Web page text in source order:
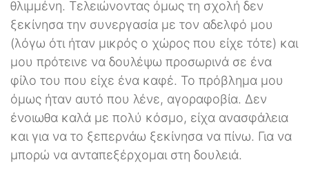
θλιμμένη. Τελειώνοντας όμως τη σχολή δεν
ξεκίνησα την συνεργασία με τον αδελφό μου
(λόγω ότι ήταν μικρός ο χώρος που είχε τότε) και
μου πρότεινε να δουλέψω προσωρινά σε ένα
φίλο του που είχε ένα καφέ. Το πρόβλημα μου
όμως ήταν αυτό που λένε, αγοραφοβία. Δεν
ένοιωθα καλά με πολύ κόσμο, είχα ανασφάλεια
και για να το ξεπερνάω ξεκίνησα να πίνω. Για να
μπορώ να ανταπεξέρχομαι στη δουλειά.